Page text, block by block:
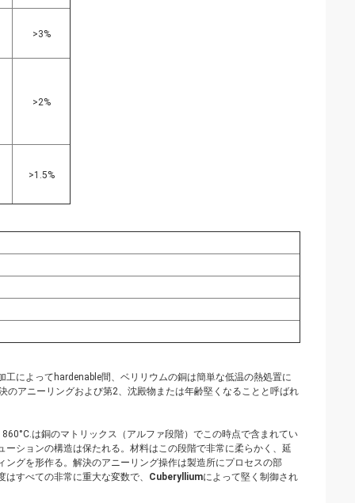
>3%
>2%
>1.5%
によってhardenable間、ベリリウムの銅は簡単な低温の熱処置に
アニーリングおよび第2、沈殿物または年齢堅くなることと呼ばれ
は銅のマトリックス（アルファ段階）でこの時点で含まれてい
ションの構造は保たれる。材料はこの段階で非常に柔らかく、延
グを形作る。解決のアニーリング操作は製造所にプロセスの部
すべての非常に重大な変数で、 Cuberylliumによって堅く制御され